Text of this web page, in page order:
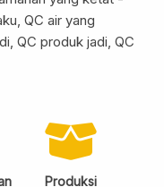
QC air yang
QC produk jadi, QC
Produksi